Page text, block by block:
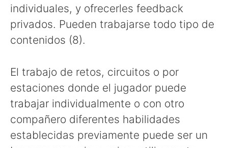
individuales, y ofrecerles feedback
privados. Pueden trabajarse todo tipo de
contenidos (8).
El trabajo de retos, circuitos o por
estaciones donde el jugador puede
trabajar individualmente o con otro
compañero diferentes habilidades
establecidas previamente puede ser un